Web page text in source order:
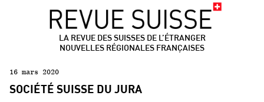
LA REVUE DES SUISSES DE L’ÉTRANGER
NOUVELLES RÉGIONALES FRANÇAISES
16 mars 2020
SOCIÉTÉ SUISSE DU JURA